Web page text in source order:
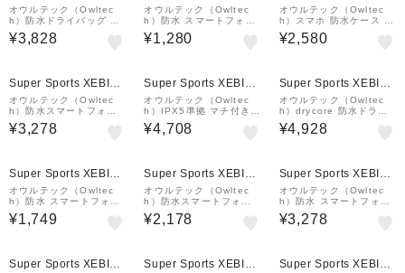
&mall店
オウルテック（Owltec
h）防水ドライバッグ 12
L 3Way OWL-WPBAG
DC01-KH
¥3,828
&mall店
オウルテック（Owltec
h）防水 スマートフォン
ケース IPX8 蓄光素材 O
WL-WPCSP11-WH
¥1,280
&mall店
オウルテック（Owltec
h）スマホ 防水ケース シ
ョルダー ストラップ OW
L-WPCSP19-WH
¥2,580
Super Sports XEBIO
&mall店
オウルテック（Owltec
h）防水スマートフォン
ケース OWL-WPCSP20
R-GY
¥3,278
Super Sports XEBIO
&mall店
オウルテック（Owltec
h）IPX5準拠 マチ付き防
水サコッシュ OWL-WPB
AG12-BK
¥4,708
Super Sports XEBIO
&mall店
オウルテック（Owltec
h）drycore 防水ドライ
バッグ 15L 3Way 2ルー
ムタイプ OWL-WPBAG
¥4,928
Super Sports XEBIO
&mall店
オウルテック（Owltec
h）防水 スマートフォン
ケース IPX8 蓄光素材 O
WL-WPCSP11-BK
¥1,749
Super Sports XEBIO
&mall店
オウルテック（Owltec
h）防水スマートフォン
ケース OWL-WPCSP22
R-WH
¥2,178
Super Sports XEBIO
&mall店
オウルテック（Owltec
h）防水 スマートフォン
ケース OWL-WPCSP20
R-BE
¥3,278
Super Sports XEBIO
Super Sports XEBIO
Super Sports XEBIO